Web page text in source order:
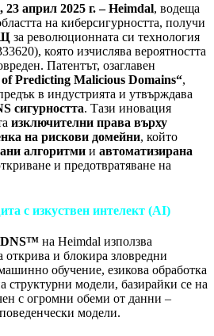
април 2025 г. – Heimdal, водеща
на киберсигурността, получи
за революционната си технология
която изчислява вероятността
Патентът, озаглавен
Predicting Malicious Domains“,
в индустрията и утвърждава
сигурността. Тази иновация
изключителни права върху
на рискови домейни, който
алгоритми и автоматизирана
и предотвратяване на
с изкуствен интелект (AI)
DNS™ на Heimdal използва
открива и блокира зловредни
обучение, езикова обработка
структурни модели, базирайки се на
с огромни обеми от данни –
модели.